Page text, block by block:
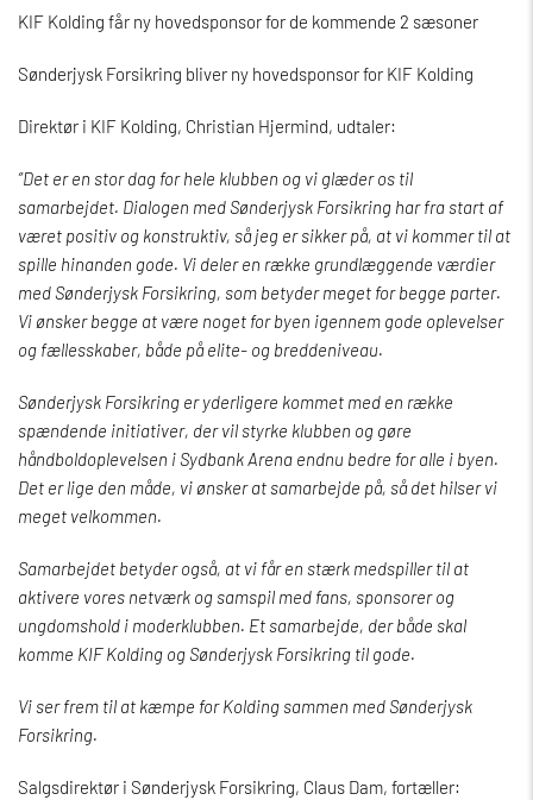
KIF Kolding får ny hovedsponsor for de kommende 2 sæsoner
Sønderjysk Forsikring bliver ny hovedsponsor for KIF Kolding
Direktør i KIF Kolding, Christian Hjermind, udtaler:
”Det er en stor dag for hele klubben og vi glæder os til
samarbejdet. Dialogen med Sønderjysk Forsikring har fra start af
været positiv og konstruktiv, så jeg er sikker på, at vi kommer til at
spille hinanden gode. Vi deler en række grundlæggende værdier
med Sønderjysk Forsikring, som betyder meget for begge parter.
Vi ønsker begge at være noget for byen igennem gode oplevelser
og fællesskaber, både på elite- og breddeniveau.
Sønderjysk Forsikring er yderligere kommet med en række
spændende initiativer, der vil styrke klubben og gøre
håndboldoplevelsen i Sydbank Arena endnu bedre for alle i byen.
Det er lige den måde, vi ønsker at samarbejde på, så det hilser vi
meget velkommen.
Samarbejdet betyder også, at vi får en stærk medspiller til at
aktivere vores netværk og samspil med fans, sponsorer og
ungdomshold i moderklubben. Et samarbejde, der både skal
komme KIF Kolding og Sønderjysk Forsikring til gode.
Vi ser frem til at kæmpe for Kolding sammen med Sønderjysk
Forsikring.
Salgsdirektør i Sønderjysk Forsikring, Claus Dam, fortæller: